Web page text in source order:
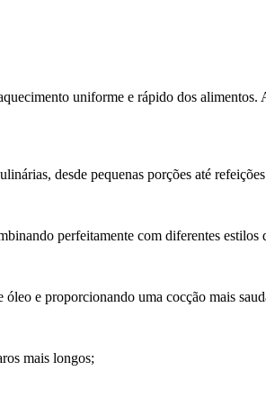
uniforme e rápido dos alimentos.
desde pequenas porções até
perfeitamente com diferentes estilos
e proporcionando uma cocção mais
mais longos;